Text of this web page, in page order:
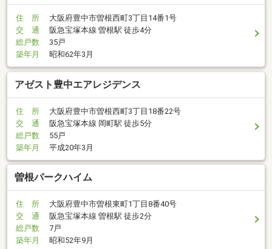
住 所
大阪府豊中市曽根西町3丁目14番1号
交 通
阪急宝塚本線 曽根駅 徒歩4分
総戸数
35戸
築年月
昭和62年3月
アゼスト豊中エアレジデンス
住 所
大阪府豊中市曽根西町3丁目18番22号
交 通
阪急宝塚本線 岡町駅 徒歩5分
総戸数
55戸
築年月
平成20年3月
曽根パークハイム
住 所
大阪府豊中市曽根東町1丁目8番40号
交 通
阪急宝塚本線 曽根駅 徒歩2分
総戸数
7戸
築年月
昭和52年9月